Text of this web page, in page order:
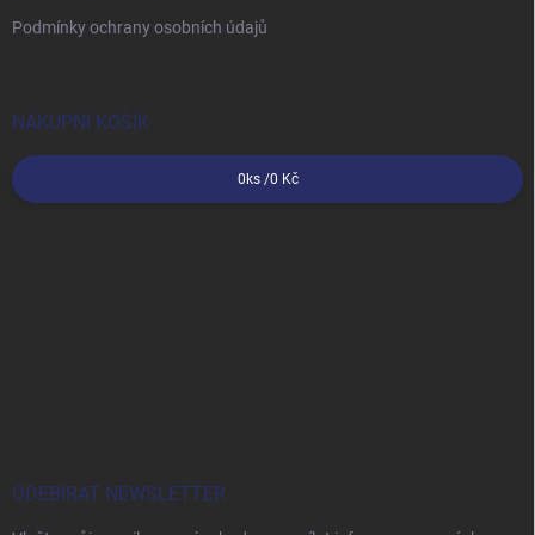
Podmínky ochrany osobních údajů
NÁKUPNÍ KOŠÍK
0ks /0 Kč
ODEBÍRAT NEWSLETTER